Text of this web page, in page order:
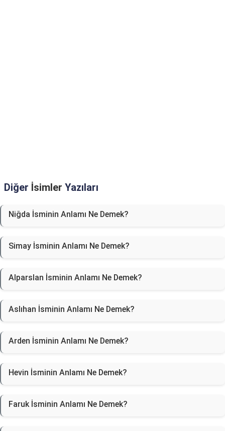
Diğer İsimler Yazıları
Niğda İsminin Anlamı Ne Demek?
Simay İsminin Anlamı Ne Demek?
Alparslan İsminin Anlamı Ne Demek?
Aslıhan İsminin Anlamı Ne Demek?
Arden İsminin Anlamı Ne Demek?
Hevin İsminin Anlamı Ne Demek?
Faruk İsminin Anlamı Ne Demek?